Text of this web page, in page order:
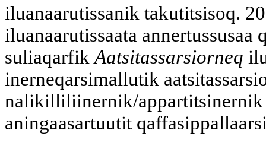
iluanaarutissanik takutitsisoq.
iluanaarutissaata
suliaqarfikAatsitassarsiorneq
inerneqarsimallutik
nalikilliliinernik/appartitsinernik
aningaasartuutit